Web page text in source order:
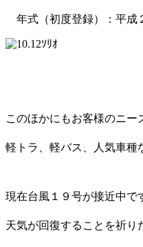
年式（初度登録）：平
このほかにもお客様のニ
軽トラ、軽バス、人気車種
現在台風１９号が接近中で
天気が回復することを祈り